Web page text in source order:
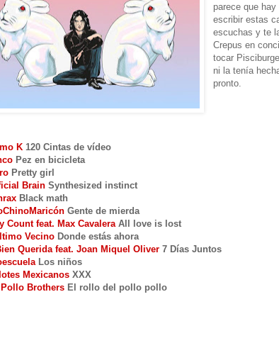
parece que
escribir estas
escuchas y te
Crepus en
tocar
ni la tenía
pronto.
K 120 Cintas de vídeo
Pez en bicicleta
Pretty girl
Brain Synthesized instinct
Black math
Gente de mierda
Count feat. Max Cavalera All love is lost
Vecino Donde estás ahora
Querida feat. Joan Miquel Oliver 7 Días Juntos
Los niños
Mexicanos XXX
Brothers El rollo del pollo pollo